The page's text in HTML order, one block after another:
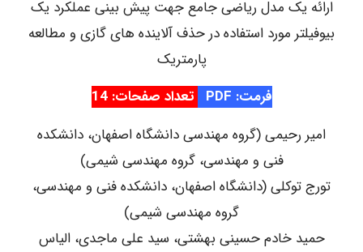
ارائه یک مدل ریاضی جامع جهت پیش بینی عملکرد یک
بیوفیلتر مورد استفاده در حذف آلاینده های گازی و مطالعه
پارمتریک
فرمت: PDF
تعداد صفحات: 14
امیر رحیمی (گروه مهندسی دانشگاه اصفهان، دانشکده
فنی و مهندسی، گروه مهندسی شیمی)
تورج توکلی (دانشگاه اصفهان، دانشکده فنی و مهندسی،
گروه مهندسی شیمی)
حمید خادم حسینی بهشتی، سید علی ماجدی، الیاس